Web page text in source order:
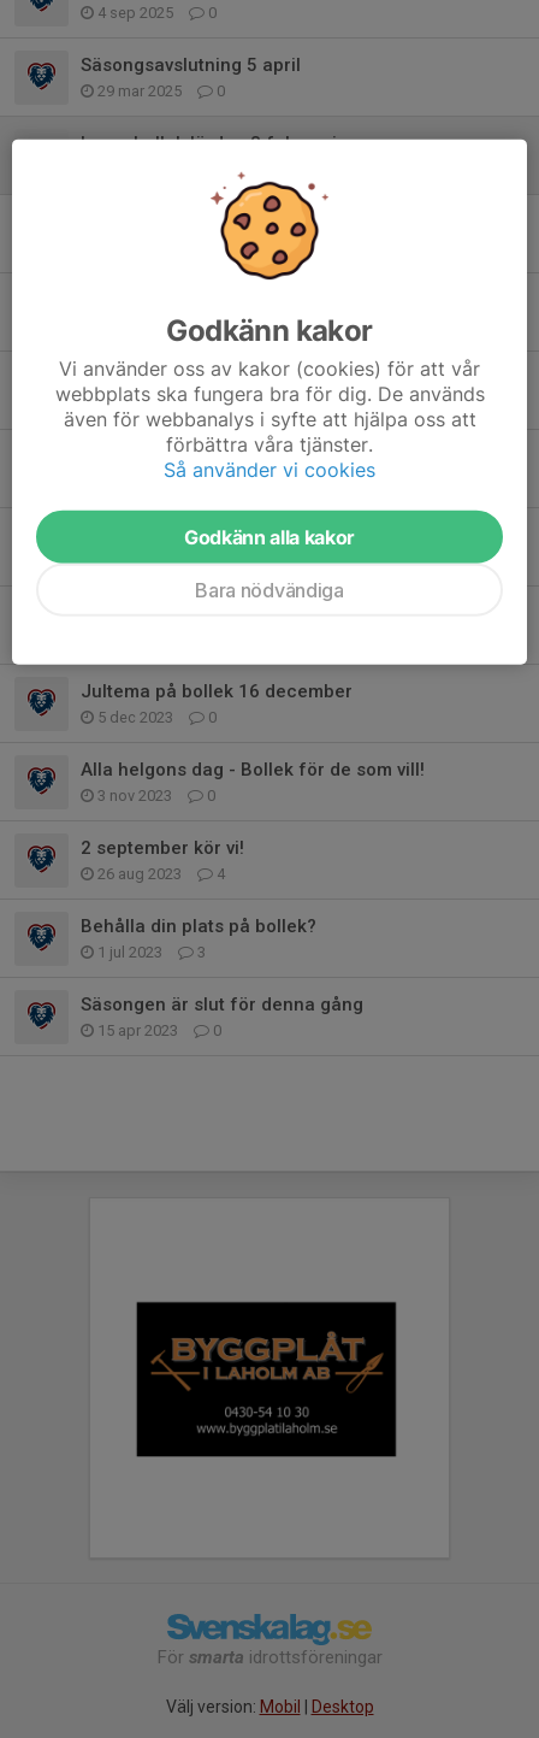
4 sep 2025 0
Säsongsavslutning 5 april
29 mar 2025 0
Ingen bollek lördag 8 februari
Snart juluppehåll
1 nov 2024 0
Ingen bollek 12 oktober
5 okt 2024 0
Säsongen är slut för denna gång!
29 mar 2024 0
Tröjor till alla barn
15 jan 2024 0
Jultema på bollek 16 december
5 dec 2023 0
Alla helgons dag - Bollek för de som vill!
3 nov 2023 0
2 september kör vi!
26 aug 2023 4
Behålla din plats på bollek?
1 jul 2023 3
Säsongen är slut för denna gång
15 apr 2023 0
För smarta idrottsföreningar
Välj version: Mobil | Desktop
Godkänn kakor
Vi använder oss av kakor (cookies) för att vår
webbplats ska fungera bra för dig. De används
även för webbanalys i syfte att hjälpa oss att
förbättra våra tjänster.
Så använder vi cookies
Godkänn alla kakor
Bara nödvändiga